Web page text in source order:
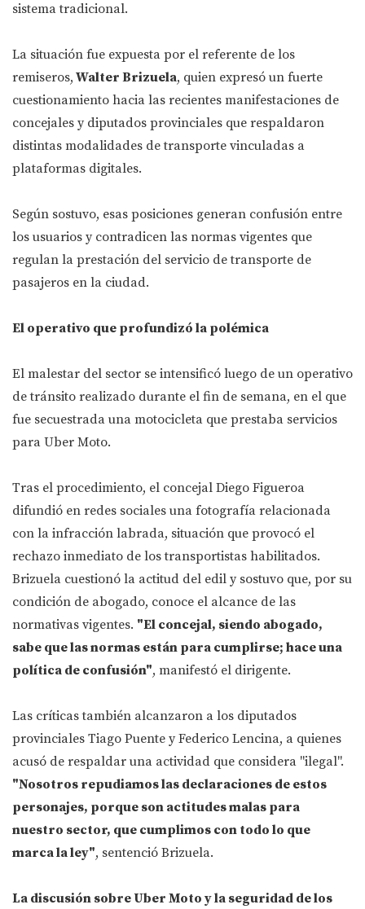
sistema tradicional.
La situación fue expuesta por el referente de los
remiseros, Walter Brizuela, quien expresó un fuerte
cuestionamiento hacia las recientes manifestaciones de
concejales y diputados provinciales que respaldaron
distintas modalidades de transporte vinculadas a
plataformas digitales.
Según sostuvo, esas posiciones generan confusión entre
los usuarios y contradicen las normas vigentes que
regulan la prestación del servicio de transporte de
pasajeros en la ciudad.
El operativo que profundizó la polémica
El malestar del sector se intensificó luego de un operativo
de tránsito realizado durante el fin de semana, en el que
fue secuestrada una motocicleta que prestaba servicios
para Uber Moto.
Tras el procedimiento, el concejal Diego Figueroa
difundió en redes sociales una fotografía relacionada
con la infracción labrada, situación que provocó el
rechazo inmediato de los transportistas habilitados.
Brizuela cuestionó la actitud del edil y sostuvo que, por su
condición de abogado, conoce el alcance de las
normativas vigentes. "El concejal, siendo abogado,
sabe que las normas están para cumplirse; hace una
política de confusión", manifestó el dirigente.
Las críticas también alcanzaron a los diputados
provinciales Tiago Puente y Federico Lencina, a quienes
acusó de respaldar una actividad que considera "ilegal".
"Nosotros repudiamos las declaraciones de estos
personajes, porque son actitudes malas para
nuestro sector, que cumplimos con todo lo que
marca la ley", sentenció Brizuela.
La discusión sobre Uber Moto y la seguridad de los